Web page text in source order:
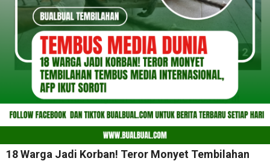
18 Warga Jadi Korban! Teror Monyet Tembilahan